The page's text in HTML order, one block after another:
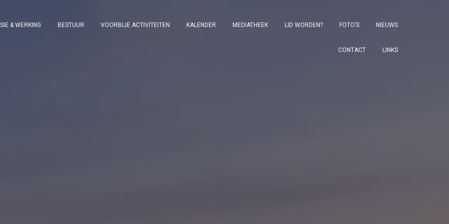
& WERKING BESTUUR VOORBIJE ACTIVITEITEN KALENDER MEDIATHEEK LID WORDEN? FOTO’S NIEUWS
CONTACT LINKS